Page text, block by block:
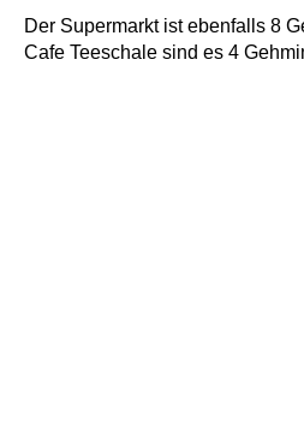
Der Supermarkt ist ebenfalls 8
Cafe Teeschale sind es 4